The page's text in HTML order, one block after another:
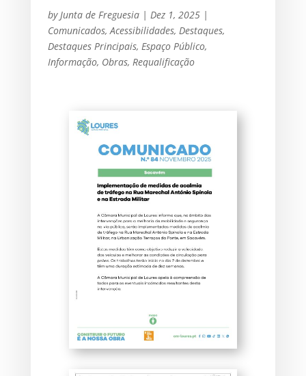
by Junta de Freguesia| Dez 1, 2025|
Comunicados, Acessibilidades, Destaques,
Destaques Principais, Espaço Público,
Informação, Obras, Requalificação